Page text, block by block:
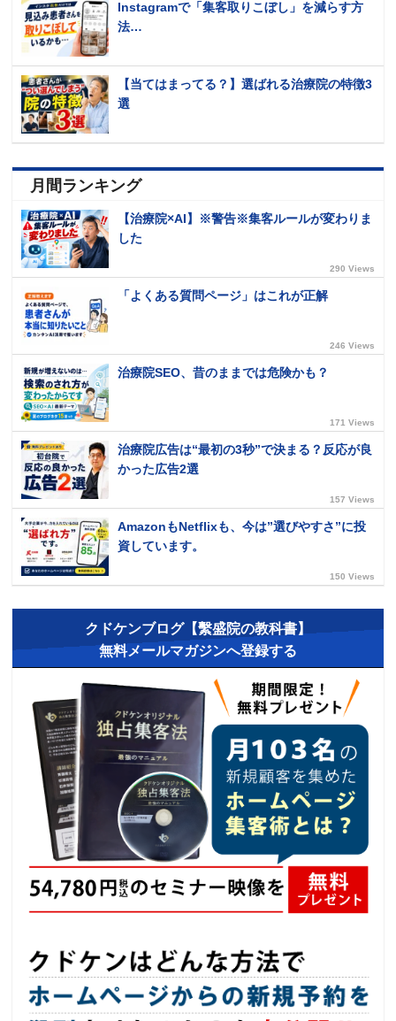
Instagramで「集客取りこぼし」を減らす方
法…
【当てはまってる？】選ばれる治療院の特徴3
選
月間ランキング
【治療院×AI】※警告※集客ルールが変わりま
した
290 Views
「よくある質問ページ」はこれが正解
246 Views
治療院SEO、昔のままでは危険かも？
171 Views
治療院広告は“最初の3秒”で決まる？反応が良
かった広告2選
157 Views
AmazonもNetflixも、今は”選びやすさ”に投
資しています。
150 Views
クドケンブログ【繫盛院の教科書】
無料メールマガジンへ登録する